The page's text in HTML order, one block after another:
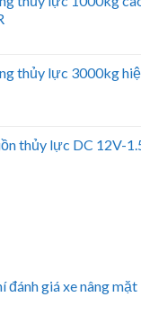
thủy lực 3000kg
thủy lực DC 12V-
đánh giá xe nâng